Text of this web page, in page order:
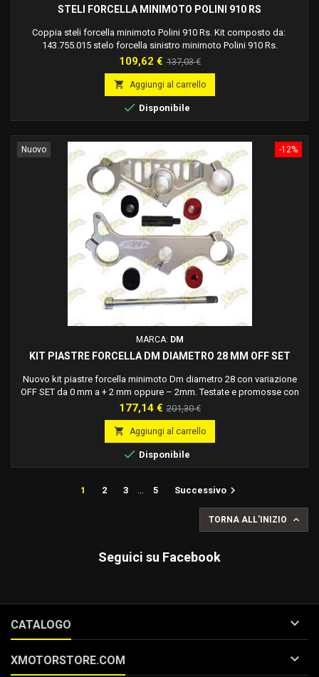
STELI FORCELLA MINIMOTO POLINI 910 RS
Coppia steli forcella minimoto Polini 910 Rs. Kit composto da:
143.755.015 stelo forcella sinistro minimoto Polini 910 Rs.
143.755.014 stelo forcella destro minimoto Polini 910 Rs.
Prezzo
109,62 € Prezzo
base
137,03 €
 Aggiungi al carrello
 Disponibile
-12%
Nuovo
MARCA: DM
KIT PIASTRE FORCELLA DM DIAMETRO 28 MM OFF SET
Nuovo kit piastre forcella minimoto Dm diametro 28 con variazione
OFF SET da 0 mm a + 2 mm oppure – 2mm. Testate e promosse con
ottimi risultati dai piloti del Team Ufficiale Dm. Codice: 043 DM
Prezzo
177,14 € Prezzo
base
201,30 €
 Aggiungi al carrello
 Disponibile
1 2 3 5 Successivo
TORNA ALL'INIZIO 
Seguici su Facebook
CATALOGO 
XMOTORSTORE.COM 